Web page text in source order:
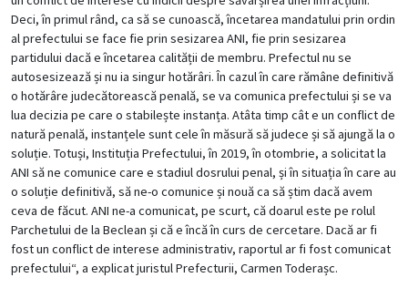
Deci, în primul rând, ca să se cunoască, încetarea mandatului prin ordin
al prefectului se face fie prin sesizarea ANI, fie prin sesizarea
partidului dacă e încetarea calității de membru. Prefectul nu se
autosesizează și nu ia singur hotărâri. În cazul în care rămâne definitivă
o hotărâre judecătorească penală, se va comunica prefectului și se va
lua decizia pe care o stabilește instanța. Atâta timp cât e un conflict de
natură penală, instanțele sunt cele în măsură să judece și să ajungă la o
soluție. Totuși, Instituția Prefectului, în 2019, în otombrie, a solicitat la
ANI să ne comunice care e stadiul dosrului penal, și în situația în care au
o soluție definitivă, să ne-o comunice și nouă ca să știm dacă avem
ceva de făcut. ANI ne-a comunicat, pe scurt, că doarul este pe rolul
Parchetului de la Beclean și că e încă în curs de cercetare. Dacă ar fi
fost un conflict de interese administrativ, raportul ar fi fost comunicat
prefectului“, a explicat juristul Prefecturii, Carmen Toderașc.